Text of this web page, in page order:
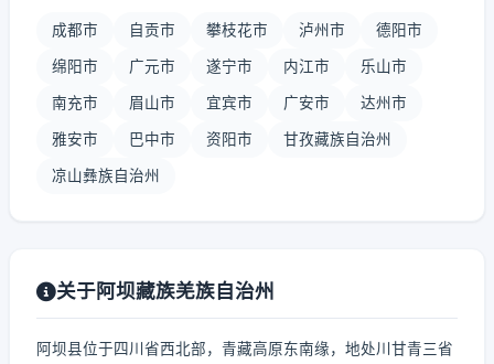
成都市 自贡市 攀枝花市 泸州市 德阳市
绵阳市 广元市 遂宁市 内江市 乐山市
南充市 眉山市 宜宾市 广安市 达州市
雅安市 巴中市 资阳市 甘孜藏族自治州
凉山彝族自治州
关于阿坝藏族羌族自治州
阿坝县位于四川省西北部，青藏高原东南缘，地处川甘青三省